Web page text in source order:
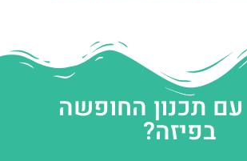
תכנון החופשה
בפיזה?